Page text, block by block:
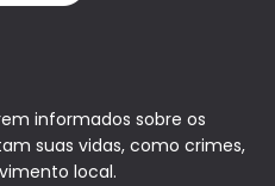
informados sobre os
suas vidas, como crimes,
local.